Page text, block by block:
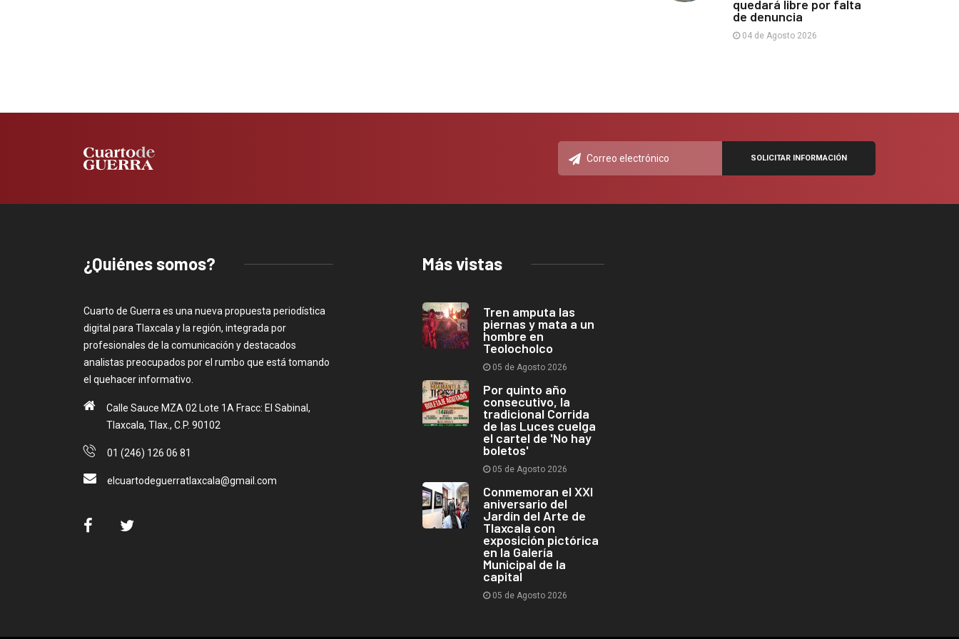
quedará libre por falta
de denuncia
04 de Agosto 2026
¿Quiénes somos?
Cuarto de Guerra es una nueva propuesta periodística
digital para Tlaxcala y la región, integrada por
profesionales de la comunicación y destacados
analistas preocupados por el rumbo que está tomando
el quehacer informativo.
Calle Sauce MZA 02 Lote 1A Fracc: El Sabinal,
Tlaxcala, Tlax., C.P. 90102
01 (246) 126 06 81
elcuartodeguerratlaxcala@gmail.com
Más vistas
Tren amputa las
piernas y mata a un
hombre en
Teolocholco
05 de Agosto 2026
Por quinto año
consecutivo, la
tradicional Corrida
de las Luces cuelga
el cartel de 'No hay
boletos'
05 de Agosto 2026
Conmemoran el XXI
aniversario del
Jardín del Arte de
Tlaxcala con
exposición pictórica
en la Galería
Municipal de la
capital
05 de Agosto 2026